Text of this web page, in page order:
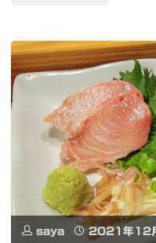
ズ
100
twinkle
sounds
カ
ル
テ
コ
和
国
大
使
館
saya
2021年12